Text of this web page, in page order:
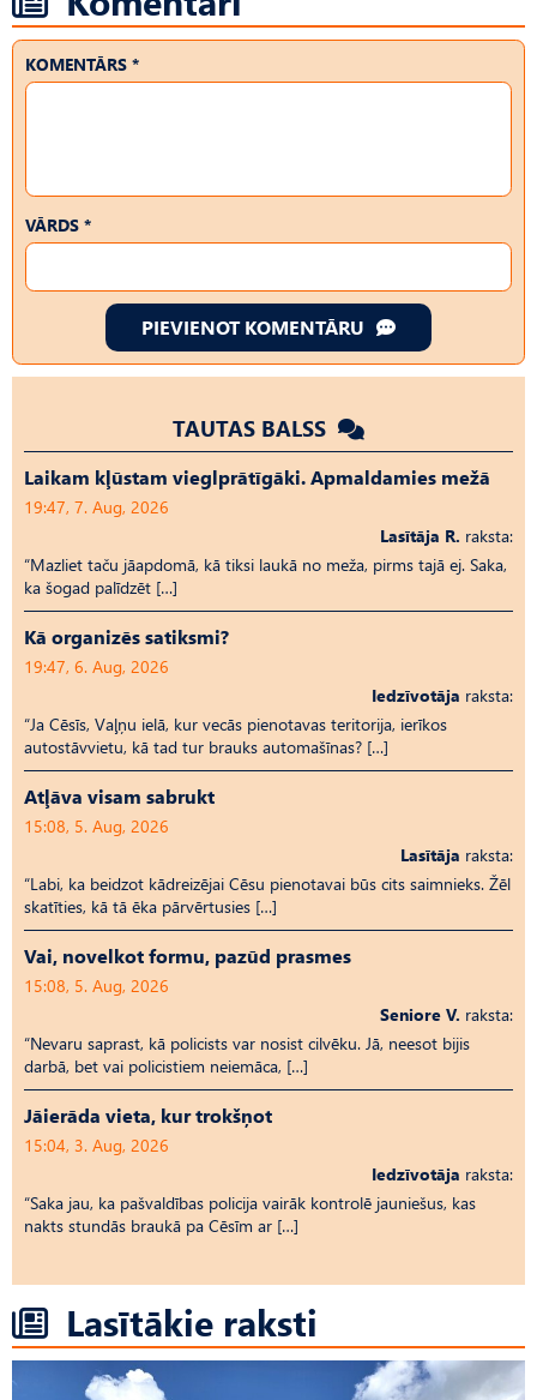
KOMENTĀRS *
VĀRDS *
PIEVIENOT KOMENTĀRU
TAUTAS BALSS
Laikam kļūstam vieglprātīgāki. Apmaldamies mežā
19:47, 7. Aug, 2026
Lasītāja R. raksta:
“Mazliet taču jāapdomā, kā tiksi laukā no meža, pirms tajā ej. Saka,
ka šogad palīdzēt […]
Kā organizēs satiksmi?
19:47, 6. Aug, 2026
Iedzīvotāja raksta:
“Ja Cēsīs, Vaļņu ielā, kur vecās pienotavas teritorija, ierīkos
autostāvvietu, kā tad tur brauks automašīnas? […]
Atļāva visam sabrukt
15:08, 5. Aug, 2026
Lasītāja raksta:
“Labi, ka beidzot kādreizējai Cēsu pienotavai būs cits saimnieks. Žēl
skatīties, kā tā ēka pārvērtusies […]
Vai, novelkot formu, pazūd prasmes
15:08, 5. Aug, 2026
Seniore V. raksta:
“Nevaru saprast, kā policists var nosist cilvēku. Jā, neesot bijis
darbā, bet vai policistiem neiemāca, […]
Jāierāda vieta, kur trokšņot
15:04, 3. Aug, 2026
Iedzīvotāja raksta:
“Saka jau, ka pašvaldības policija vairāk kontrolē jauniešus, kas
nakts stundās braukā pa Cēsīm ar […]
Lasītākie raksti